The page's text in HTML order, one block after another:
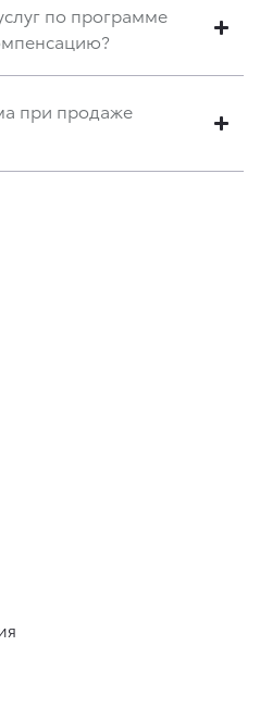
по программе
при продаже